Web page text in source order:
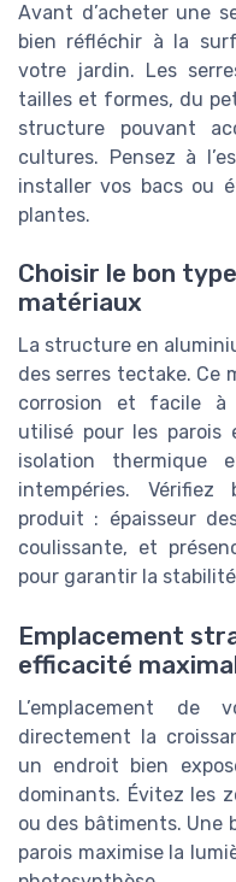
Avant d’acheter une
bien réfléchir à la
votre jardin. Les
tailles et formes, du
structure pouvant
cultures. Pensez à
installer vos bacs ou
plantes.
Choisir le bon
matériaux
La structure en
des serres tectake. Ce
corrosion et facile à
utilisé pour les
isolation thermique
intempéries.
produit : épaisseur
coulissante, et
pour garantir la
Emplacement
efficacité
L’emplacement de
directement la
un endroit bien
dominants. Évitez les
ou des bâtiments.
parois maximise la